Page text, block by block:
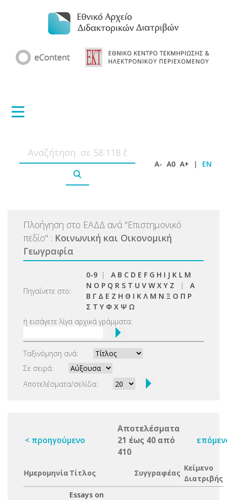
A- A0 A+ | EN
Πλοήγηση στο ΕΑΔΔ ανά "Επιστημονικό
πεδίο" : Κοινωνική και Οικονομική
Γεωγραφία
Πηγαίνετε στο:
0-9 | A B C D E F G H I J K L M
N O P Q R S T U V W X Y Z | Α
Β Γ Δ Ε Ζ Η Θ Ι Κ Λ Μ Ν Ξ Ο Π Ρ
Σ Τ Υ Φ Χ Ψ Ω
ή εισάγετε λίγα αρχικά γράμματα:
Ταξινόμηση ανά:
Σε σειρά:
Αποτελέσματα/σελίδα:
< προηγούμενο
Αποτελέσματα
21 έως 40 από
410
Ημερομηνία Τίτλος Συγγραφέας
Κείμενο
Διατριβής
Essays on